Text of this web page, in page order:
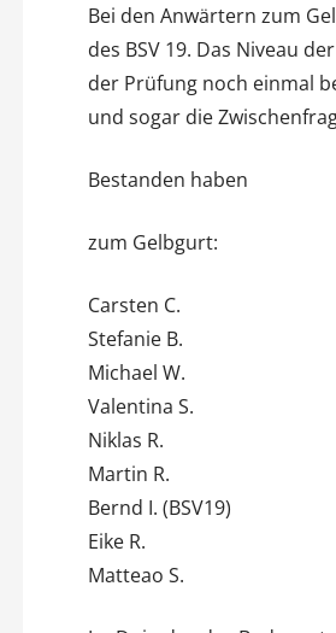
Bei den Anwärtern zum
des BSV 19. Das Niveau
der Prüfung noch einmal
und sogar die
Bestanden haben
zum Gelbgurt:
Carsten C.
Stefanie B.
Michael W.
Valentina S.
Niklas R.
Martin R.
Bernd I. (BSV19)
Eike R.
Matteao S.